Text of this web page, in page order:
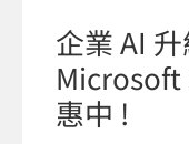
企業 AI
Microsoft
惠中 !